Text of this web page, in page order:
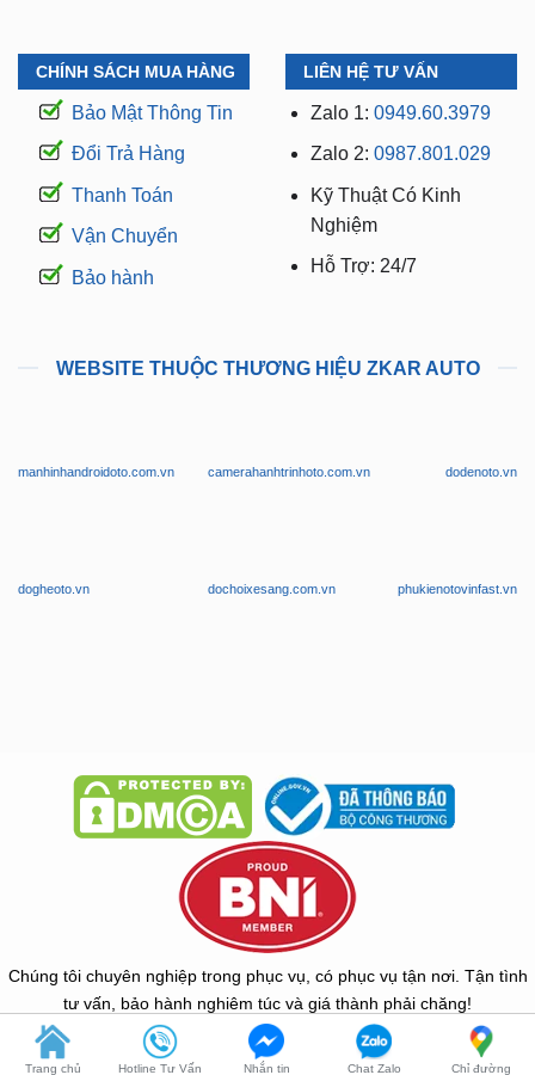
CHÍNH SÁCH MUA HÀNG
Bảo Mật Thông Tin
Đổi Trả Hàng
Thanh Toán
Vận Chuyển
Bảo hành
LIÊN HỆ TƯ VẤN
Zalo 1: 0949.60.3979
Zalo 2: 0987.801.029
Kỹ Thuật Có Kinh
Nghiệm
Hỗ Trợ: 24/7
WEBSITE THUỘC THƯƠNG HIỆU ZKAR AUTO
manhinhandroidoto.com.vn camerahanhtrinhoto.com.vn dodenoto.vn
dogheoto.vn dochoixesang.com.vn phukienotovinfast.vn
Chúng tôi chuyên nghiệp trong phục vụ, có phục vụ tận nơi. Tận tình
tư vấn, bảo hành nghiêm túc và giá thành phải chăng!
Copyright © 2026 -
ZKar Auto
Trang chủ Hotline Tư Vấn Nhắn tin Chat Zalo Chỉ đường